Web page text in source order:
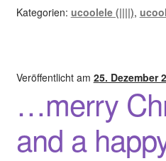
Kategorien: ucoolele (||||),
Veröffentlicht am 25. Dezember
…merry
and a